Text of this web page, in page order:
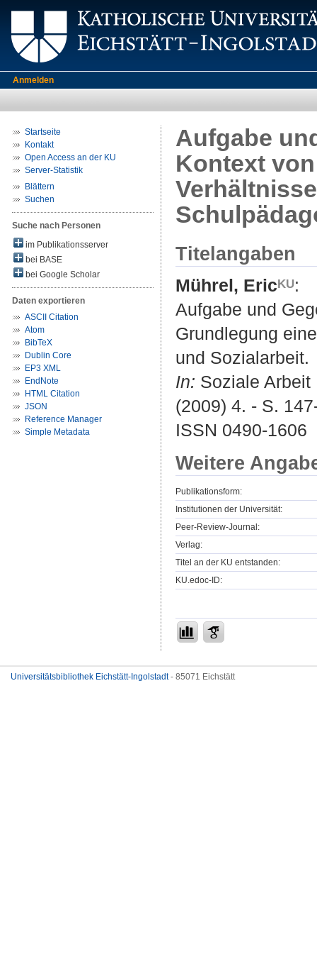
Anmelden
Startseite
Kontakt
Open Access an der KU
Server-Statistik
Blättern
Suchen
Suche nach Personen
im Publikationsserver
bei BASE
bei Google Scholar
Daten exportieren
ASCII Citation
Atom
BibTeX
Dublin Core
EP3 XML
EndNote
HTML Citation
JSON
Reference Manager
Simple Metadata
Aufgabe
Kontext
Titelangaben
Mührel, Eric
:
Aufgabe und
Grundlegung
und Sozialarbeit.
In: Soziale
(2009) 4. - S.
ISSN 0490-1606
Weitere
Publikationsform:
Institutionen der Universität:
Peer-Review-Journal:
Verlag:
Titel an der KU entstanden:
KU.edoc-ID:
Universitätsbibliothek Eichstätt-Ingolstadt- 85071 Eichstätt